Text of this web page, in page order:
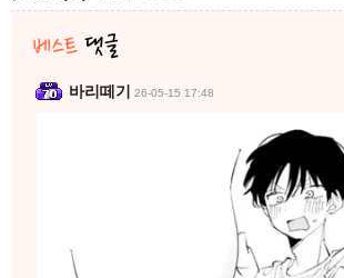
바리떼기 26-05-15 17:48